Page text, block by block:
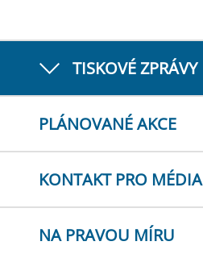
TISKOVÉ ZPRÁVY
PLÁNOVANÉ AKCE
KONTAKT PRO MÉDIA
NA PRAVOU MÍRU